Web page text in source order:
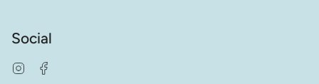
Social
Instagram